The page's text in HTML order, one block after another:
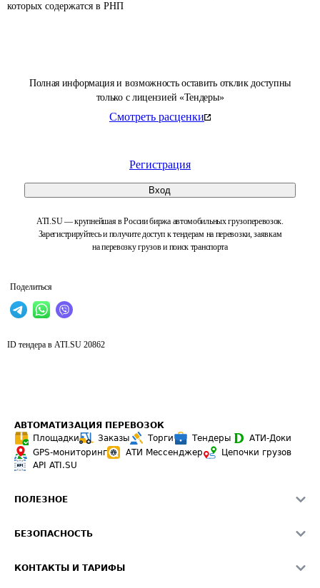
Полная информация и возможность оставить отклик доступны
только с лицензией «Тендеры»
Смотреть расценки
Регистрация
Вход
ATI.SU — крупнейшая в России биржа автомобильных грузоперевозок.
Зарегистрируйтесь и получите доступ к тендерам на перевозки, заявкам
на перевозку грузов и поиск транспорта
Поделиться
которых содержатся в РНП
ID тендера в ATI.SU 20862
АВТОМАТИЗАЦИЯ ПЕРЕВОЗОК
Площадки
Заказы Торги Тендеры
АТИ-Доки
GPS-мониторинг
АТИ Мессенджер
Цепочки грузов
API ATI.SU
ПОЛЕЗНОЕ
Звезды ATI.SU на вашем сайте
БЕЗОПАСНОСТЬ
КОНТАКТЫ И ТАРИФЫ